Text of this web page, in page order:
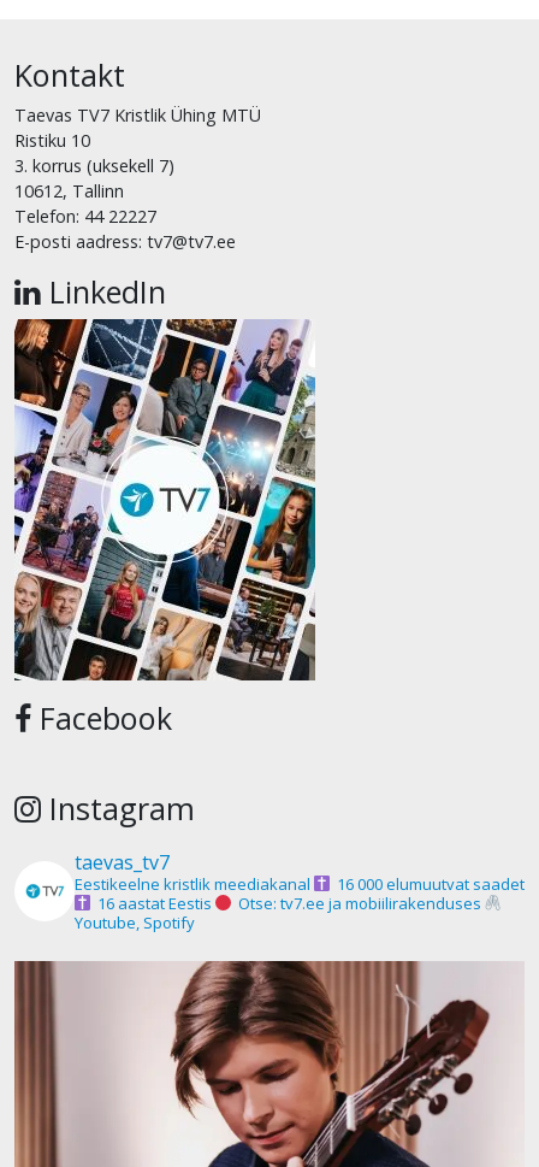
Kontakt
Taevas TV7 Kristlik Ühing MTÜ
Ristiku 10
3. korrus (uksekell 7)
10612, Tallinn
Telefon: 44 22227
E-posti aadress: tv7@tv7.ee
LinkedIn
Facebook
Instagram
taevas_tv7
Eestikeelne kristlik meediakanal
16 000 elumuutvat saadet
16 aastat Eestis
Otse: tv7.ee ja mobiilirakenduses
Youtube, Spotify